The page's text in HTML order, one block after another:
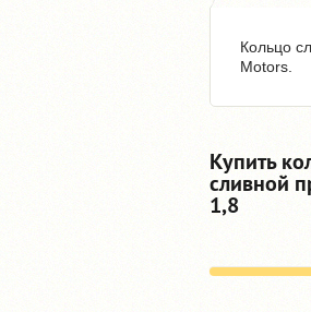
Кольцо
Motors.
Купить
сливной
1,8